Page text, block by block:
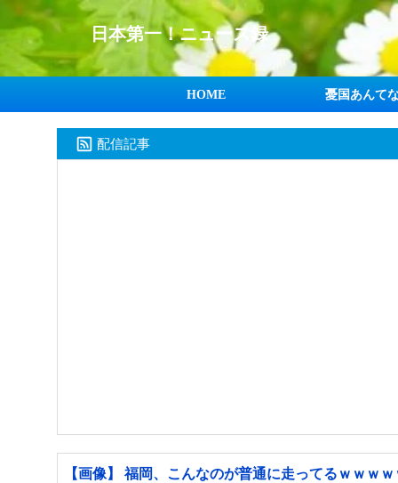
日本第一！ニュース録
HOME 憂国あんて
配信記事
【画像】 福岡、こんなのが普通に走ってるｗｗｗ